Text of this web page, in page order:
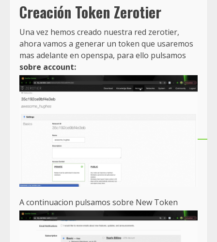
Creación Token Zerotier
Una vez hemos creado nuestra red zerotier,
ahora vamos a generar un token que usaremos
mas adelante en openspa, para ello pulsamos
sobre account:
A continuacion pulsamos sobre New Token